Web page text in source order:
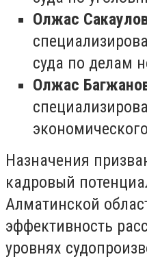
Олжас
суда по делам
Олжас
Назначения
кадровый
Алматинской
эффективность
уровнях